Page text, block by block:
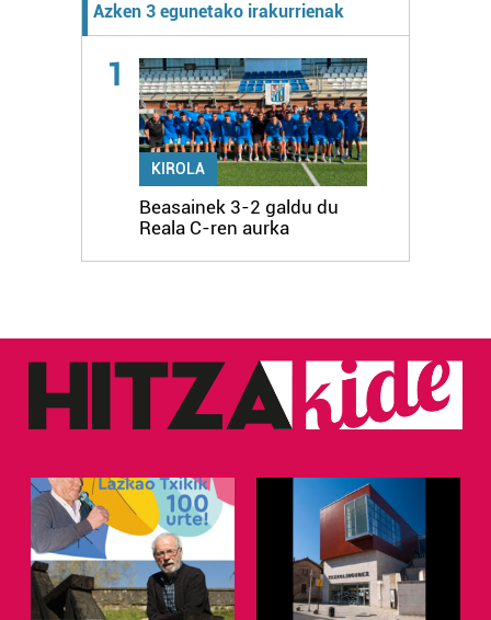
Azken 3 egunetako irakurrienak
1
KIROLA
Beasainek 3-2 galdu du
Reala C-ren aurka